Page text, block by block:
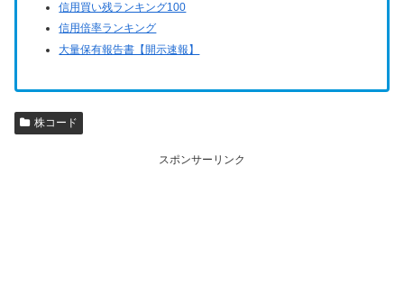
信用買い残ランキング100
信用倍率ランキング
大量保有報告書【開示速報】
株コード
スポンサーリンク